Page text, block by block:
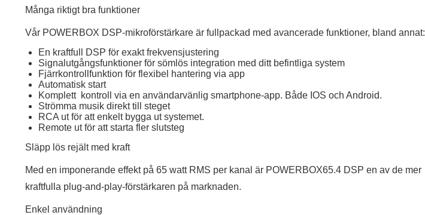
Många riktigt bra funktioner
Vår POWERBOX DSP-mikroförstärkare är fullpackad med avancerade funktioner, bland annat:
En kraftfull DSP för exakt frekvensjustering
Signalutgångsfunktioner för sömlös integration med ditt befintliga system
Fjärrkontrollfunktion för flexibel hantering via app
Automatisk start
Komplett kontroll via en användarvänlig smartphone-app. Både IOS och Android.
Strömma musik direkt till steget
RCA ut för att enkelt bygga ut systemet.
Remote ut för att starta fler slutsteg
Släpp lös rejält med kraft
Med en imponerande effekt på 65 watt RMS per kanal är POWERBOX65.4 DSP en av de mer
kraftfulla plug-and-play-förstärkaren på marknaden.
Enkel användning